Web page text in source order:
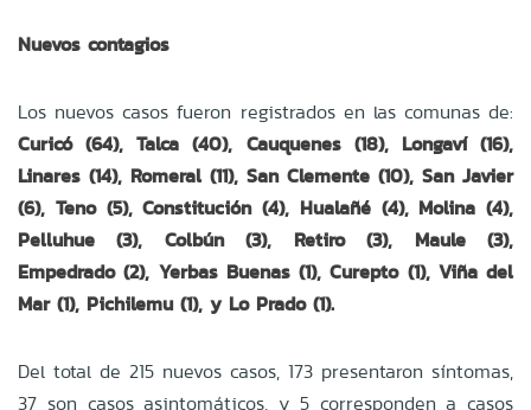
Nuevos contagios
Los nuevos casos fueron registrados en las comunas de:
Curicó (64), Talca (40), Cauquenes (18), Longaví (16),
Linares (14), Romeral (11), San Clemente (10), San Javier
(6), Teno (5), Constitución (4), Hualañé (4), Molina (4),
Pelluhue (3), Colbún (3), Retiro (3), Maule (3),
Empedrado (2), Yerbas Buenas (1), Curepto (1), Viña del
Mar (1), Pichilemu (1), y Lo Prado (1).
Del total de 215 nuevos casos, 173 presentaron síntomas,
37 son casos asintomáticos, y 5 corresponden a casos